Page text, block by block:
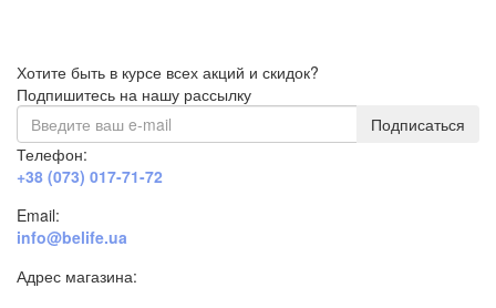
Хотите быть в курсе всех акций и скидок?
Подпишитесь на нашу рассылку
Подписаться
Телефон:
+38 (073) 017-71-72
Email:
info@belife.ua
Адрес магазина: